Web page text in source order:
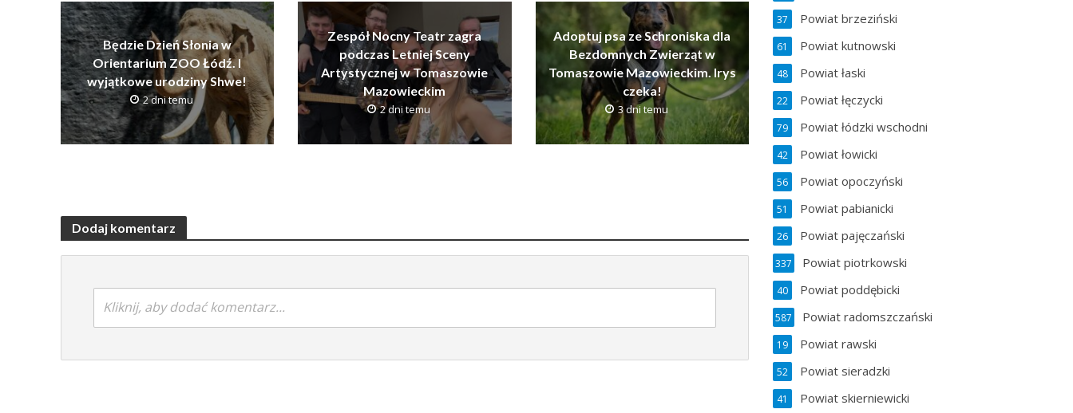
Będzie Dzień Słonia w
Orientarium ZOO Łódź. I
wyjątkowe urodziny Shwe!
2 dni temu
Zespół Nocny Teatr zagra
podczas Letniej Sceny
Artystycznej w Tomaszowie
Mazowieckim
2 dni temu
Adoptuj psa ze Schroniska dla
Bezdomnych Zwierząt w
Tomaszowie Mazowieckim. Irys
czeka!
3 dni temu
Dodaj komentarz
Kliknij, aby dodać komentarz...
Powiat brzeziński
37
Powiat kutnowski
61
Powiat łaski
48
Powiat łęczycki
22
Powiat łódzki wschodni
79
Powiat łowicki
42
Powiat opoczyński
56
Powiat pabianicki
51
Powiat pajęczański
26
Powiat piotrkowski
337
Powiat poddębicki
40
Powiat radomszczański
587
Powiat rawski
19
Powiat sieradzki
52
Powiat skierniewicki
41